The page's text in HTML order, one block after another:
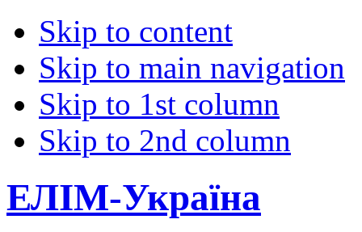
Skip to content
Skip to main navigation
Skip to 1st column
Skip to 2nd column
ЕЛІМ-Україна